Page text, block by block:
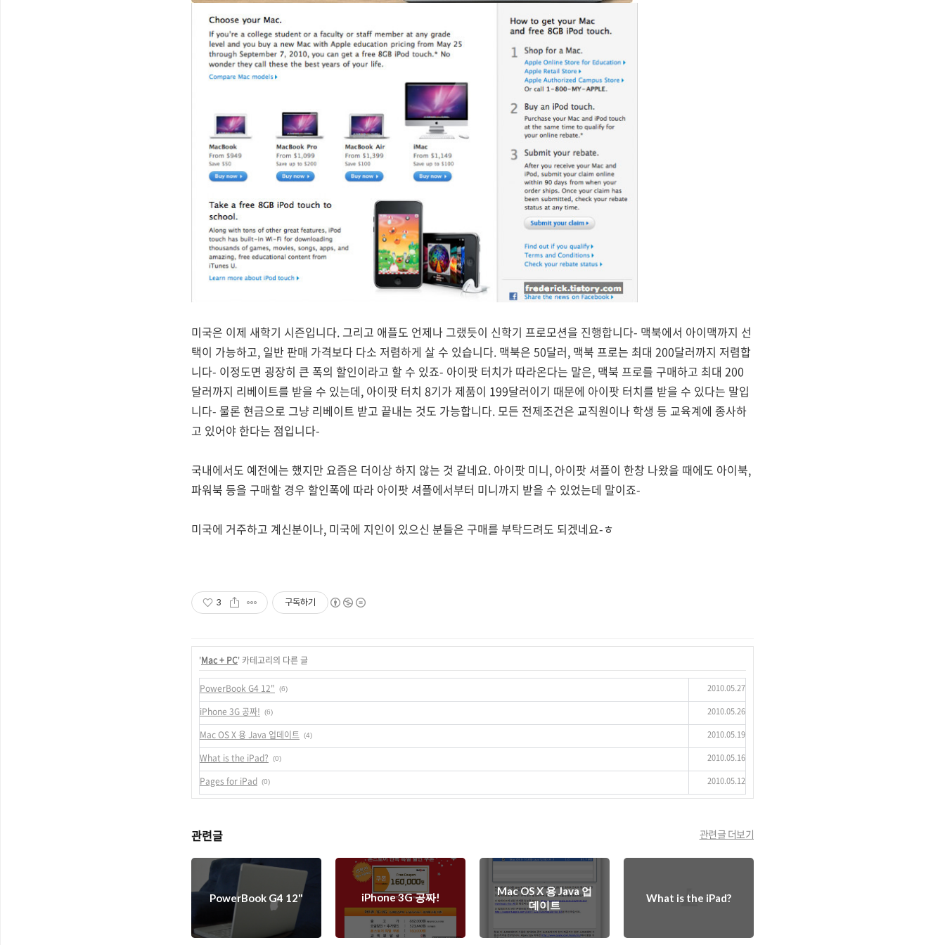
미국은 이제 새학기 시즌입니다. 그리고 애플도 언제나 그랬듯이 신학기 프로모션을 진행합니다- 맥북에서 아이맥까지 선
택이 가능하고, 일반 판매 가격보다 다소 저렴하게 살 수 있습니다. 맥북은 50달러, 맥북 프로는 최대 200달러까지 저렴합
니다- 이정도면 굉장히 큰 폭의 할인이라고 할 수 있죠- 아이팟 터치가 따라온다는 말은, 맥북 프로를 구매하고 최대 200
달러까지 리베이트를 받을 수 있는데, 아이팟 터치 8기가 제품이 199달러이기 때문에 아이팟 터치를 받을 수 있다는 말입
니다- 물론 현금으로 그냥 리베이트 받고 끝내는 것도 가능합니다. 모든 전제조건은 교직원이나 학생 등 교육계에 종사하
고 있어야 한다는 점입니다-
국내에서도 예전에는 했지만 요즘은 더이상 하지 않는 것 같네요. 아이팟 미니, 아이팟 셔플이 한창 나왔을 때에도 아이북,
파워북 등을 구매할 경우 할인폭에 따라 아이팟 셔플에서부터 미니까지 받을 수 있었는데 말이죠-
미국에 거주하고 계신분이나, 미국에 지인이 있으신 분들은 구매를 부탁드려도 되겠네요-ㅎ
3 구독하기
'Mac + PC' 카테고리의 다른 글
PowerBook G4 12" (6) 2010.05.27
iPhone 3G 공짜! (6) 2010.05.26
Mac OS X 용 Java 업데이트 (4) 2010.05.19
What is the iPad? (0) 2010.05.16
Pages for iPad (0) 2010.05.12
관련글 관련글 더보기
PowerBook G4 12" iPhone 3G 공짜!
Mac OS X 용 Java 업
데이트
What is the iPad?